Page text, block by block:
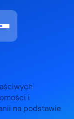
i
na podstawie